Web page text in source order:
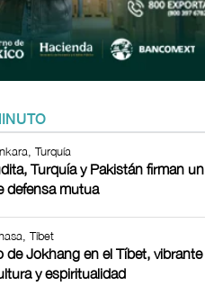
Turquía
Turquía y Pakistán firman un
defensa mutua
Tíbet
de Jokhang en el Tíbet, vibrante
y espiritualidad